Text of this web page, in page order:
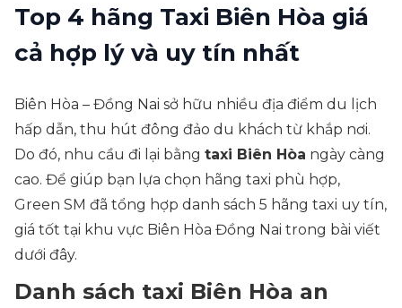
Top 4 hãng Taxi Biên Hòa giá
cả hợp lý và uy tín nhất
Biên Hòa – Đồng Nai sở hữu nhiều địa điểm du lịch
hấp dẫn, thu hút đông đảo du khách từ khắp nơi.
Do đó, nhu cầu đi lại bằng taxi Biên Hòa ngày càng
cao. Để giúp bạn lựa chọn hãng taxi phù hợp,
Green SM đã tổng hợp danh sách 5 hãng taxi uy tín,
giá tốt tại khu vực Biên Hòa Đồng Nai trong bài viết
dưới đây.
Danh sách taxi Biên Hòa an